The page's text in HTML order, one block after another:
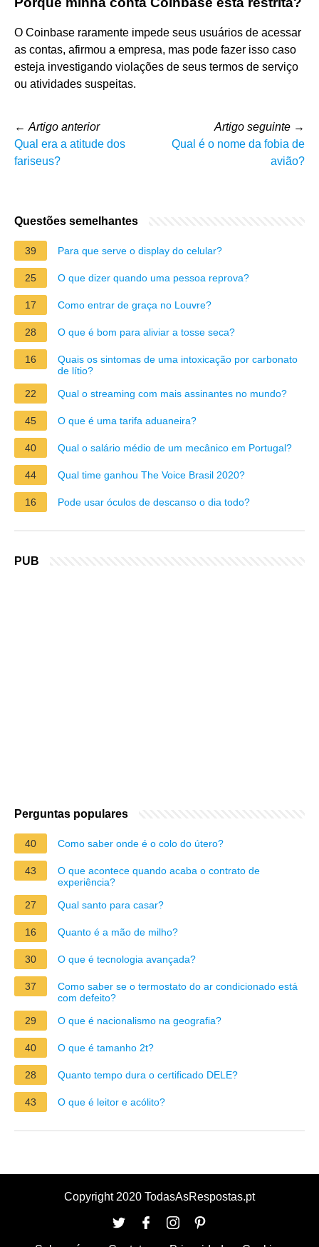
O Coinbase raramente impede seus usuários de acessar
as contas, afirmou a empresa, mas pode fazer isso caso
esteja investigando violações de seus termos de serviço
ou atividades suspeitas.
← Artigo anterior
Qual era a atitude dos
fariseus?
Artigo seguinte →
Qual é o nome da fobia de
avião?
Questões semelhantes
39 Para que serve o display do celular?
25 O que dizer quando uma pessoa reprova?
17 Como entrar de graça no Louvre?
28 O que é bom para aliviar a tosse seca?
16
Quais os sintomas de uma intoxicação por carbonato
de lítio?
22
Qual o streaming com mais assinantes no mundo?
45 O que é uma tarifa aduaneira?
40 Qual o salário médio de um mecânico em Portugal?
44 Qual time ganhou The Voice Brasil 2020?
16 Pode usar óculos de descanso o dia todo?
PUB
Perguntas populares
40 Como saber onde é o colo do útero?
43
O que acontece quando acaba o contrato de
experiência?
27
Qual santo para casar?
16 Quanto é a mão de milho?
30 O que é tecnologia avançada?
37
Como saber se o termostato do ar condicionado está
com defeito?
29
O que é nacionalismo na geografia?
40 O que é tamanho 2t?
28 Quanto tempo dura o certificado DELE?
43 O que é leitor e acólito?
Copyright 2020 TodasAsRespostas.pt